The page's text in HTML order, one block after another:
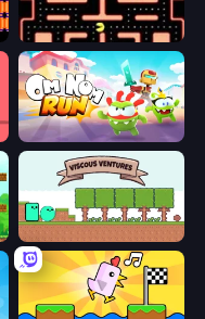
Pacman
Om Nom: Run
Viscous Ventures